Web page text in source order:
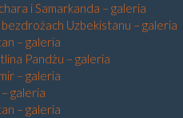
i Samarkanda – galeria
bezdrożach Uzbekistanu – galeria
– galeria
Pandżu – galeria
– galeria
galeria
– galeria